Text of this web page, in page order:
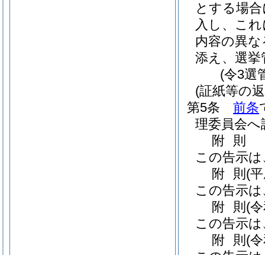
とする場
入し、こ
内容の異
添え、選
(令3選
(証紙等の
第5条
前条
理委員会
附 則
この告示
附 則 (
この告示
附 則 (
この告示
附 則 (